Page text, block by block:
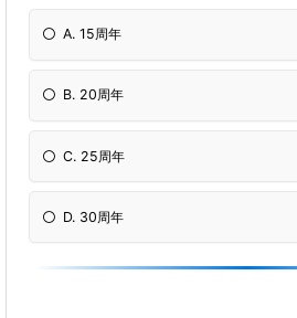
A. 15周年
B. 20周年
C. 25周年
D. 30周年